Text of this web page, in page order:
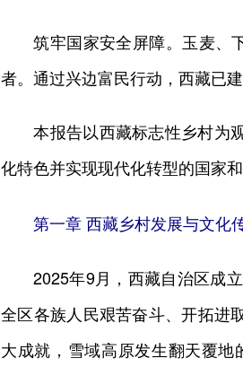
筑牢国家安全屏障。玉麦、下
者。通过兴边富民行动，西藏已
本报告以西藏标志性乡村为观
化特色并实现现代化转型的国家
第一章 西藏乡村发展与文化
2025年9月，西藏自治区成立
全区各族人民艰苦奋斗、开拓进
大成就，雪域高原发生翻天覆